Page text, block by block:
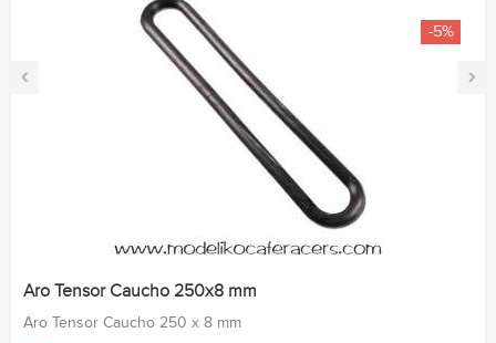
‹ ›
-5%
Aro Tensor Caucho 250x8 mm
Aro Tensor Caucho 250 x 8 mm